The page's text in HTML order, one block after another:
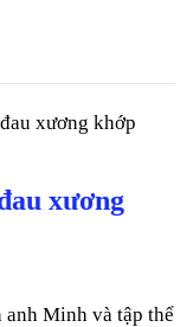
xương khớp
xương
Minh và tập thể